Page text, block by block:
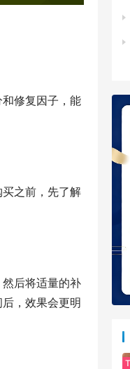
修复因子，能
之前，先了解
后将适量的补
，效果会更明